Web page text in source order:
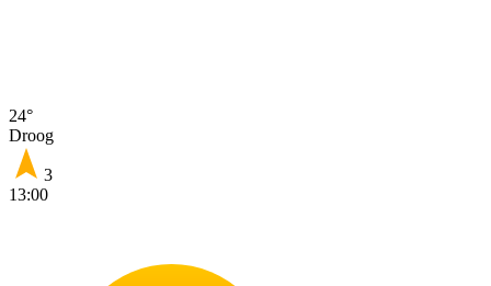
24°
Droog
3
13:00